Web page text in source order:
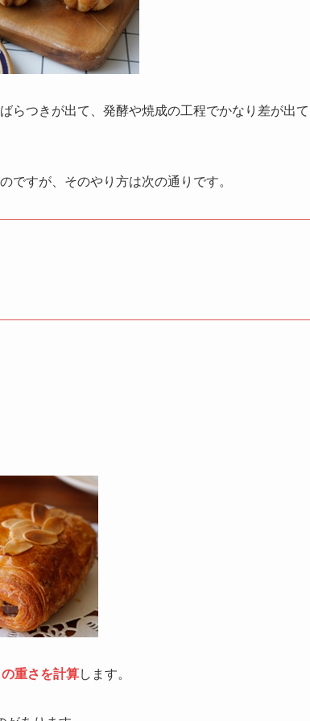
らつきが出て、発酵や焼成の工程でかなり差が出て
ですが、そのやり方は次の通りです。
重さを計算します。